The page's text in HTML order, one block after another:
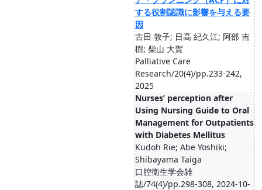
する役割認識に影響を与える要
因
古田 敦子; 日高 紀久江; 阿部 吉
樹; 柴山 大賀
Palliative Care
Research/20(4)/pp.233-242,
2025
Nurses’ perception after
Using Nursing Guide to Oral
Management for Outpatients
with Diabetes Mellitus
Kudoh Rie; Abe Yoshiki;
Shibayama Taiga
口腔衛生学会雑
誌/74(4)/pp.298-308, 2024-10-